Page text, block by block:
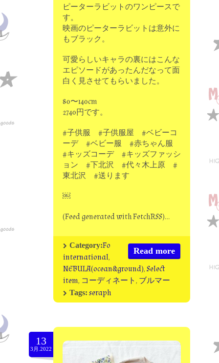
ピーターラビットのワンピースで
す。
映画のピーターラビットは意外に
もブラック。
可愛らしいキャラの裏にはこんな
エピソードがあったんだなって面
白く見させてもらいました。
80〜140cm
2740円です。
#子供服 #子供服屋 #ベビーコ
ーデ #ベビー服 #赤ちゃん服
#キッズコーデ #キッズファッシ
ョン #下北沢 #代々木上原 #
東北沢 #送ります
￼
(Feed generated with FetchRSS)…
Read more
Category:Fo
international,
NEBULA(ocean&ground),Select
item, コーディネート, ブルマー
Tags: seraph
13
3月.2022